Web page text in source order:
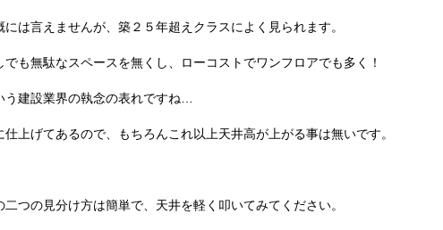
には言えませんが、築２５年超えクラスによく見られます。
でも無駄なスペースを無くし、ローコストでワンフロアでも多く！
う建設業界の執念の表れですね…
仕上げてあるので、もちろんこれ以上天井高が上がる事は無いです。
二つの見分け方は簡単で、天井を軽く叩いてみてください。